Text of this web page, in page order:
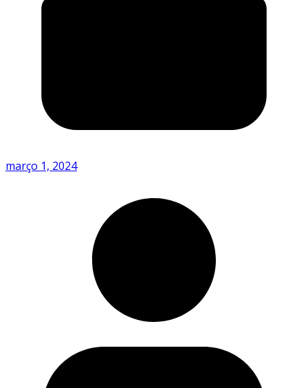
março 1, 2024